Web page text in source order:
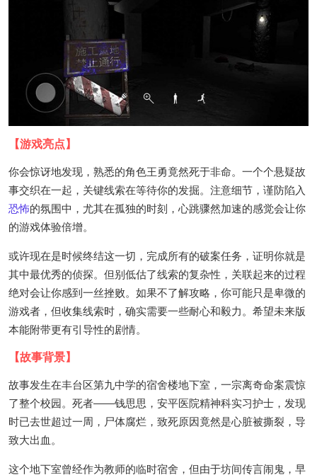
【游戏亮点】
你会惊讶地发现，熟悉的角色王勇竟然死于非命。一个个悬疑故
事交织在一起，关键线索在等待你的发掘。注意细节，谨防陷入
恐怖的氛围中，尤其在孤独的时刻，心跳骤然加速的感觉会让你
的游戏体验倍增。
或许现在是时候终结这一切，完成所有的破案任务，证明你就是
其中最优秀的侦探。但别低估了线索的复杂性，关联起来的过程
绝对会让你感到一丝挫败。如果不了解攻略，你可能只是卑微的
游戏者，但收集线索时，确实需要一些耐心和毅力。希望未来版
本能附带更有引导性的剧情。
【故事背景】
故事发生在丰台区第九中学的宿舍楼地下室，一宗离奇命案震惊
了整个校园。死者——钱思思，安平医院精神科实习护士，发现
时已去世超过一周，尸体腐烂，致死原因竟然是心脏被撕裂，导
致大出血。
这个地下室曾经作为教师的临时宿舍，但由于坊间传言闹鬼，早